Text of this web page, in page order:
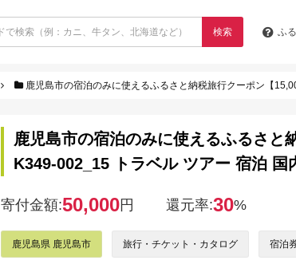
検索 ふ
鹿児島市の宿泊のみに使えるふるさと納税旅行クーポン【
鹿児島市の宿泊のみに使えるふるさと
K349-002_15 トラベル ツアー 宿泊 国
寄付金額:50,000円 還元率:30%
鹿児島県 鹿児島市 旅行・チケット・カタログ 宿泊